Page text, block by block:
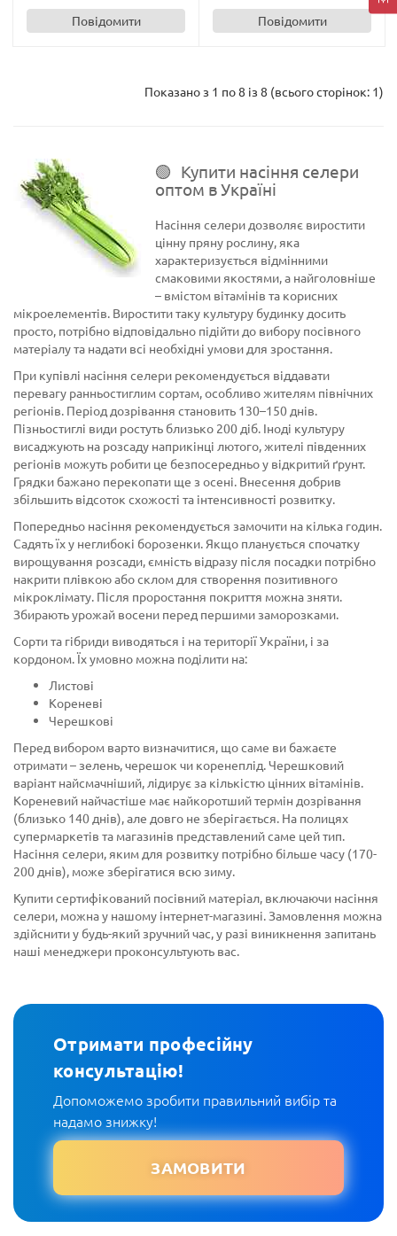
Повідомити Повідомити
Показано з 1 по 8 із 8 (всього сторінок: 1)
Купити насіння селери
оптом в Україні
Насіння селери дозволяє виростити
цінну пряну рослину, яка
характеризується відмінними
смаковими якостями, а найголовніше
– вмістом вітамінів та корисних
мікроелементів. Виростити таку культуру будинку досить
просто, потрібно відповідально підійти до вибору посівного
матеріалу та надати всі необхідні умови для зростання.
При купівлі насіння селери рекомендується віддавати
перевагу ранньостиглим сортам, особливо жителям північних
регіонів. Період дозрівання становить 130–150 днів.
Пізньостиглі види ростуть близько 200 діб. Іноді культуру
висаджують на розсаду наприкінці лютого, жителі південних
регіонів можуть робити це безпосередньо у відкритий ґрунт.
Грядки бажано перекопати ще з осені. Внесення добрив
збільшить відсоток схожості та інтенсивності розвитку.
Попередньо насіння рекомендується замочити на кілька годин.
Садять їх у неглибокі борозенки. Якщо планується спочатку
вирощування розсади, ємність відразу після посадки потрібно
накрити плівкою або склом для створення позитивного
мікроклімату. Після проростання покриття можна зняти.
Збирають урожай восени перед першими заморозками.
Сорти та гібриди виводяться і на території України, і за
кордоном. Їх умовно можна поділити на:
Листові
Кореневі
Черешкові
Перед вибором варто визначитися, що саме ви бажаєте
отримати – зелень, черешок чи коренеплід. Черешковий
варіант найсмачніший, лідирує за кількістю цінних вітамінів.
Кореневий найчастіше має найкоротший термін дозрівання
(близько 140 днів), але довго не зберігається. На полицях
супермаркетів та магазинів представлений саме цей тип.
Насіння селери, яким для розвитку потрібно більше часу (170-
200 днів), може зберігатися всю зиму.
Купити сертифікований посівний матеріал, включаючи насіння
селери, можна у нашому інтернет-магазині. Замовлення можна
здійснити у будь-який зручний час, у разі виникнення запитань
наші менеджери проконсультують вас.
Отримати професійну
консультацію!
Допоможемо зробити правильний вибір та
надамо знижку!
ЗАМОВИТИ